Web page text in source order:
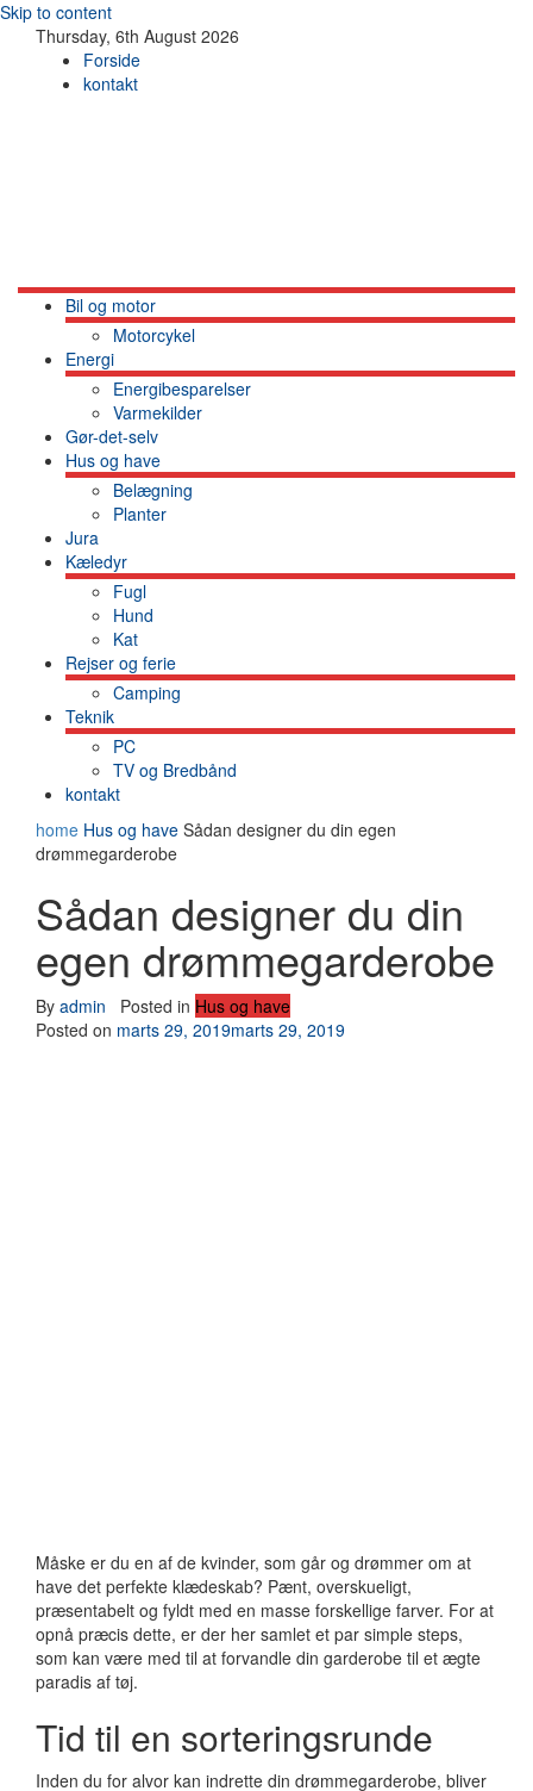
Skip to content
Thursday, 6th August 2026
Forside
kontakt
Bil og motor
Motorcykel
Energi
Energibesparelser
Varmekilder
Gør-det-selv
Hus og have
Belægning
Planter
Jura
Kæledyr
Fugl
Hund
Kat
Rejser og ferie
Camping
Teknik
PC
TV og Bredbånd
kontakt
home Hus og have Sådan designer du din egen
drømmegarderobe
Sådan designer du din
egen drømmegarderobe
By admin Posted in Hus og have
Posted on marts 29, 2019marts 29, 2019
Måske er du en af de kvinder, som går og drømmer om at
have det perfekte klædeskab? Pænt, overskueligt,
præsentabelt og fyldt med en masse forskellige farver. For at
opnå præcis dette, er der her samlet et par simple steps,
som kan være med til at forvandle din garderobe til et ægte
paradis af tøj.
Tid til en sorteringsrunde
Inden du for alvor kan indrette din drømmegarderobe, bliver